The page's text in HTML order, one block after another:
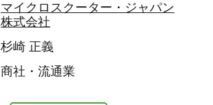
マイクロスクーター・ジャパン
株式会社
杉崎 正義
商社・流通業